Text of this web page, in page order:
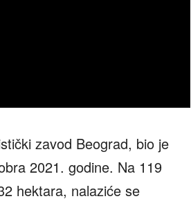
zavod Beograd, bio je
2021. godine. Na 119
hektara, nalaziće se